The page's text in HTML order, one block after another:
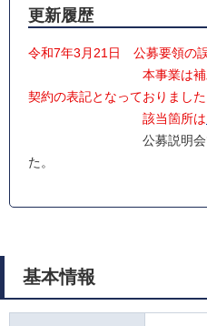
更新履歴
令和7年3月21日 公募要領の誤
本事業は補助事業
契約の表記となっておりました
該当箇所は
公募説明会で使用
た。
基本情報